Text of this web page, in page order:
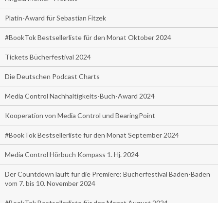
Platin-Award für Sebastian Fitzek
#BookTok Bestsellerliste für den Monat Oktober 2024
Tickets Bücherfestival 2024
Die Deutschen Podcast Charts
Media Control Nachhaltigkeits-Buch-Award 2024
Kooperation von Media Control und BearingPoint
#BookTok Bestsellerliste für den Monat September 2024
Media Control Hörbuch Kompass 1. Hj. 2024
Der Countdown läuft für die Premiere: Bücherfestival Baden-Baden
vom 7. bis 10. November 2024